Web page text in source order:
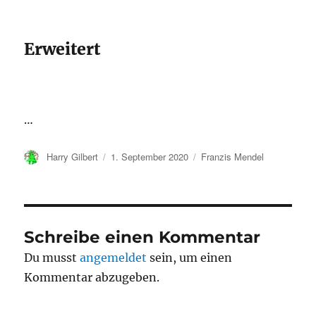
Erweitert
…
Autor
Harry Gilbert
Veröffentlicht
1. September 2020 Kategorien
Franzis Mendel
Schreibe einen Kommentar
Du musstangemeldet sein, um einen
Kommentar abzugeben.